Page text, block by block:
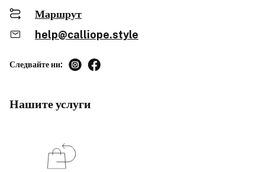
Маршрут
help@calliope.style
Следвайте ни:
Нашите услуги